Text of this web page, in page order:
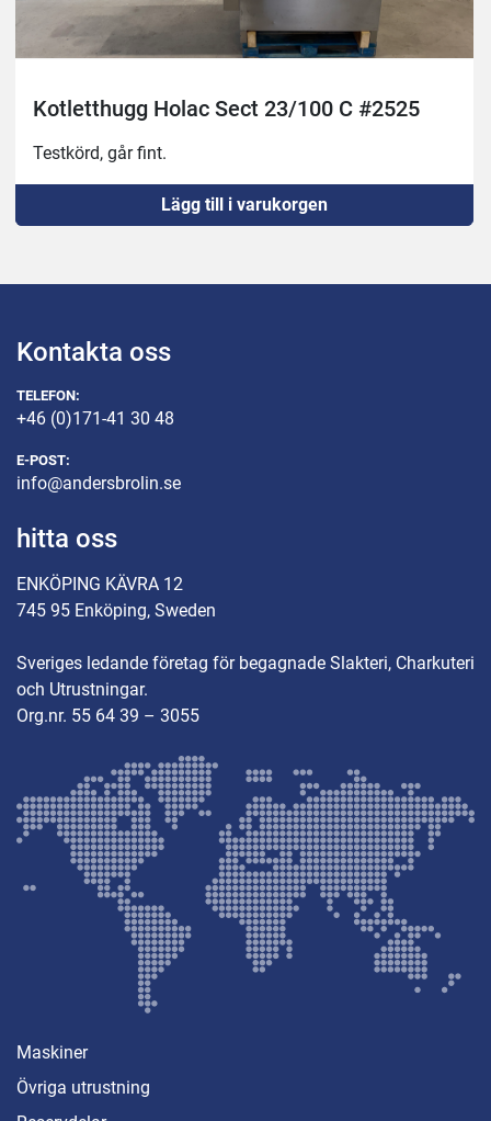
Kotletthugg Holac Sect 23/100 C #2525
Testkörd, går fint.
Lägg till i varukorgen
Kontakta oss
TELEFON:
+46 (0)171-41 30 48
E-POST:
info@andersbrolin.se
hitta oss
ENKÖPING KÄVRA 12
745 95 Enköping, Sweden
Sveriges ledande företag för begagnade Slakteri, Charkuteri
och Utrustningar.
Org.nr. 55 64 39 – 3055
Maskiner
Övriga utrustning